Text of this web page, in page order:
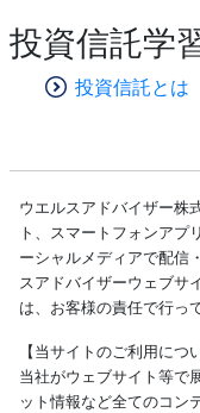
投資信託学
投資信託とは
ウエルスアドバイザー株
ト、スマートフォンアプ
ーシャルメディアで配信
スアドバイザーウェブサ
は、お客様の責任で行っ
【当サイトのご利用につ
当社がウェブサイト等で
ット情報など全てのコン